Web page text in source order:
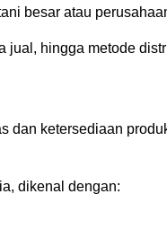
besar atau
jual, hingga metode
dan ketersediaan
dikenal dengan: